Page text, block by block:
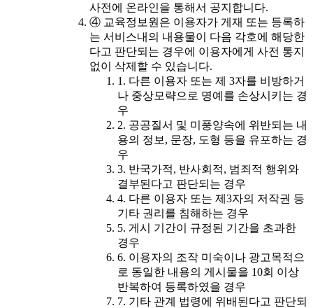
사전에 온라인을 통해서 공지합니다.
④ 교육정보원은 이용자가 게재 또는 등록하
는 서비스내의 내용물이 다음 각호에 해당한
다고 판단되는 경우에 이용자에게 사전 통지
없이 삭제할 수 있습니다.
1. 다른 이용자 또는 제 3자를 비방하거
나 중상모략으로 명예를 손상시키는 경
우
2. 공공질서 및 미풍양속에 위반되는 내
용의 정보, 문장, 도형 등을 유포하는 경
우
3. 반국가적, 반사회적, 범죄적 행위와
결부된다고 판단되는 경우
4. 다른 이용자 또는 제3자의 저작권 등
기타 권리를 침해하는 경우
5. 게시 기간이 규정된 기간을 초과한
경우
6. 이용자의 조작 미숙이나 광고목적으
로 동일한 내용의 게시물을 10회 이상
반복하여 등록하였을 경우
7. 기타 관계 법령에 위배된다고 판단되